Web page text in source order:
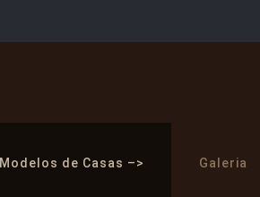
Modelos de Casas –> Galeria